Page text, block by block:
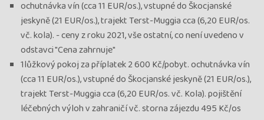
ochutnávka vín (cca 11 EUR/os.), vstupné do Škocjanské
jeskyně (21 EUR/os.), trajekt Terst-Muggia cca (6,20 EUR/os.
vč. kola). - ceny z roku 2021, vše ostatní, co není uvedeno v
odstavci "Cena zahrnuje"
1lůžkový pokoj za příplatek 2 600 Kč/pobyt. ochutnávka vín
(cca 11 EUR/os.), vstupné do Škocjanské jeskyně (21 EUR/os.),
trajekt Terst-Muggia cca (6,20 EUR/os. vč. Kola). pojištění
léčebných výloh v zahraničí vč. storna zájezdu 495 Kč/os